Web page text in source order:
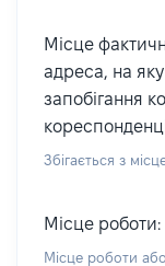
Місце
адреса, на
запобігання
Збігається з
Місце роботи:
Місце роботи